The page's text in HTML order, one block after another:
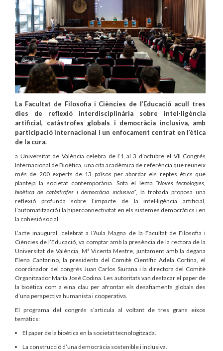
La Facultat de Filosofia i Ciències de l’Educació acull tres
dies de reflexió interdisciplinària sobre intel·ligència
artificial, catàstrofes globals i democràcia inclusiva, amb
participació internacional i un enfocament centrat en l’ètica
de la cura.
a Universitat de València celebra de l’1 al 3 d’octubre el VII Congrés
Internacional de Bioètica, una cita acadèmica de referència que reuneix
més de 200 experts de 13 països per abordar els reptes ètics que
planteja la societat contemporània. Sota el lema “Noves tecnologies,
bioètica de catàstrofes i democràcia inclusiva”, la trobada proposa una
reflexió profunda sobre l’impacte de la intel·ligència artificial,
l’automatització i la hiperconnectivitat en els sistemes democràtics i en
la cohesió social.
L’acte inaugural, celebrat a l’Aula Magna de la Facultat de Filosofia i
Ciències de l’Educació, va comptar amb la presència de la rectora de la
Universitat de València, Mª Vicenta Mestre, juntament amb la degana
Elena Cantarino, la presidenta del Comitè Científic Adela Cortina, el
coordinador del congrés Juan Carlos Siurana i la directora del Comitè
Organitzador María José Codina. Les autoritats van destacar el paper de
la bioètica com a eina clau per afrontar els desafiaments globals des
d’una perspectiva humanista i cooperativa.
El programa del congrés s’articula al voltant de tres grans eixos
temàtics:
El paper de la bioètica en la societat tecnologitzada.
La construcció d’una democràcia sostenible i inclusiva.